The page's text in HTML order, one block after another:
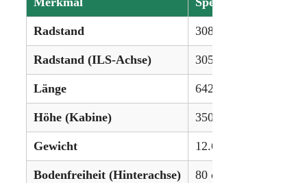
Radstand 308 cm
Radstand (ILS-Achse) 305 cm
Länge 642 cm
Höhe (Kabine) 350 cm
Gewicht 12.610 kg
Bodenfreiheit (Hinterachse) 80 cm